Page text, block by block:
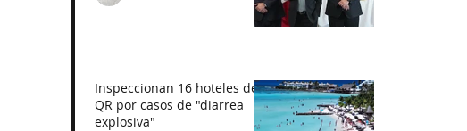
Inspeccionan 16 hoteles de
QR por casos de "diarrea
explosiva"